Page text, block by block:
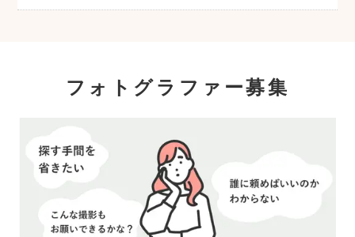
も、赤ちゃんへの負担を考慮して屋外での長
フォトグラファー募集